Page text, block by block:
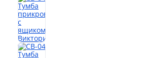
Мягкая мебель